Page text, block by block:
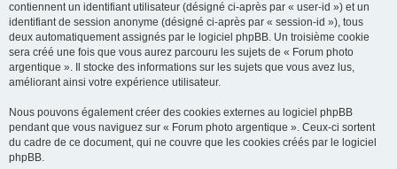
contiennent un identifiant utilisateur (désigné ci-après par « user-id ») et un
identifiant de session anonyme (désigné ci-après par « session-id »), tous
deux automatiquement assignés par le logiciel phpBB. Un troisième cookie
sera créé une fois que vous aurez parcouru les sujets de « Forum photo
argentique ». Il stocke des informations sur les sujets que vous avez lus,
améliorant ainsi votre expérience utilisateur.
Nous pouvons également créer des cookies externes au logiciel phpBB
pendant que vous naviguez sur « Forum photo argentique ». Ceux-ci sortent
du cadre de ce document, qui ne couvre que les cookies créés par le logiciel
phpBB.